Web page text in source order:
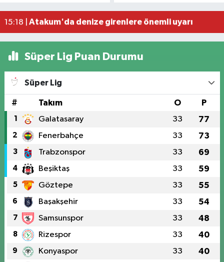
15:18 | Atakum'da denize girenlere önemli uyarı
Süper Lig Puan Durumu
Süper Lig
# Takım O P
1 Galatasaray 33 77
2 Fenerbahçe 33 73
3 Trabzonspor 33 69
4 Beşiktaş 33 59
5 Göztepe 33 55
6 Başakşehir 33 54
7 Samsunspor 33 48
8 Rizespor 33 40
9 Konyaspor 33 40